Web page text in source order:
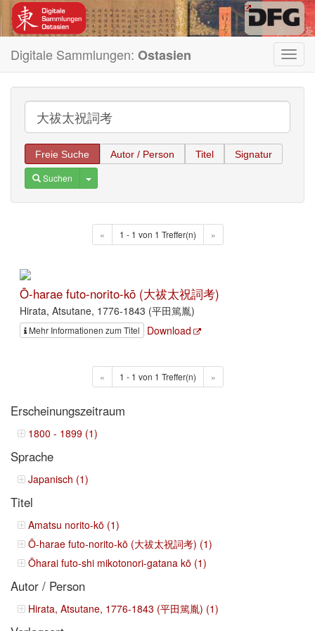
Digitale Sammlungen: Ostasien
Freie Suche Autor / Person Titel Signatur
Suchen Toggle Dropdown
« 1 - 1 von 1 Treffer(n) »
Ō-harae futo-norito-kō (大祓太祝詞考)
Hirata, Atsutane, 1776-1843 (平田篤胤)
Mehr Informationen zum Titel Download
« 1 - 1 von 1 Treffer(n) »
Erscheinungszeitraum
1800 - 1899 (1)
Sprache
Japanisch (1)
Titel
Amatsu norito-kō (1)
Ō-harae futo-norito-kō (大祓太祝詞考) (1)
Ōharai futo-shi mikotonori-gatana kō (1)
Autor / Person
Hirata, Atsutane, 1776-1843 (平田篤胤) (1)